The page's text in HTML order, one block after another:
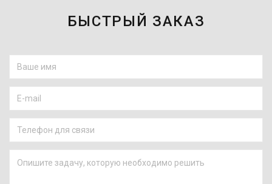
БЫСТРЫЙ ЗАКАЗ